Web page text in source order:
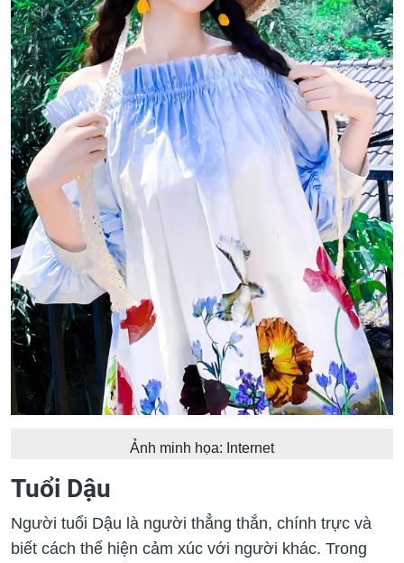
Ảnh minh họa: Internet
​​Tuổi Dậu
Người tuổi Dậu là người thẳng thắn, chính trực và
biết cách thể hiện cảm xúc với người khác. Trong